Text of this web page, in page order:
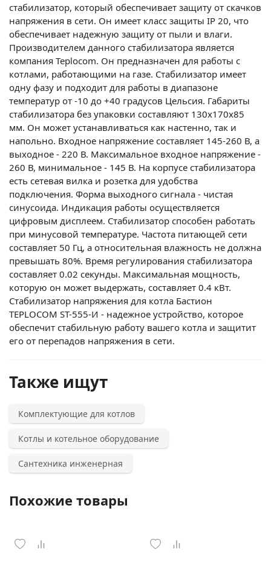
стабилизатор, который обеспечивает защиту от скачков
напряжения в сети. Он имеет класс защиты IP 20, что
обеспечивает надежную защиту от пыли и влаги.
Производителем данного стабилизатора является
компания Teplocom. Он предназначен для работы с
котлами, работающими на газе. Стабилизатор имеет
одну фазу и подходит для работы в диапазоне
температур от -10 до +40 градусов Цельсия. Габариты
стабилизатора без упаковки составляют 130х170х85
мм. Он может устанавливаться как настенно, так и
напольно. Входное напряжение составляет 145-260 В, а
выходное - 220 В. Максимальное входное напряжение -
260 В, минимальное - 145 В. На корпусе стабилизатора
есть сетевая вилка и розетка для удобства
подключения. Форма выходного сигнала - чистая
синусоида. Индикация работы осуществляется
цифровым дисплеем. Стабилизатор способен работать
при минусовой температуре. Частота питающей сети
составляет 50 Гц, а относительная влажность не должна
превышать 80%. Время регулирования стабилизатора
составляет 0.02 секунды. Максимальная мощность,
которую он может выдержать, составляет 0.4 кВт.
Стабилизатор напряжения для котла Бастион
TEPLOCOM ST-555-И - надежное устройство, которое
обеспечит стабильную работу вашего котла и защитит
его от перепадов напряжения в сети.
Также ищут
Комплектующие для котлов
Котлы и котельное оборудование
Сантехника инженерная
Похожие товары